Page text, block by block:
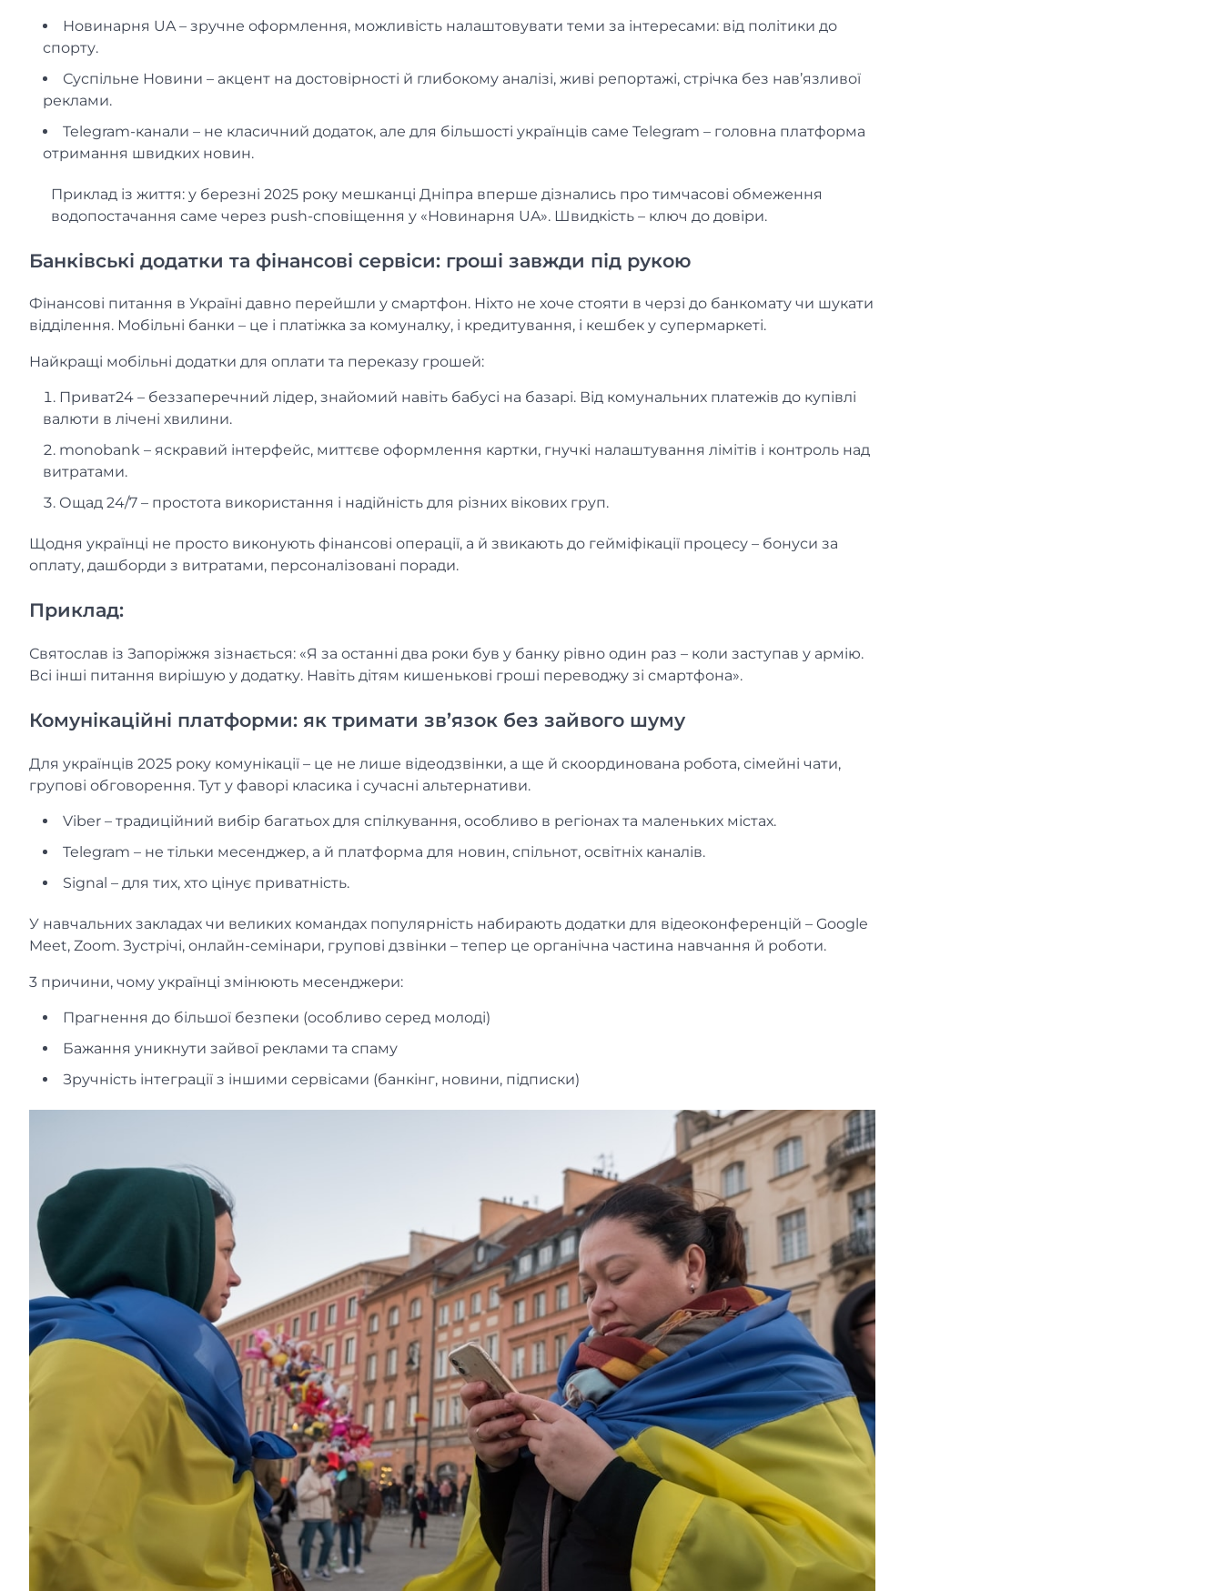
Новинарня UA – зручне оформлення, можливість налаштовувати теми за інтересами: від політики до
спорту.
Суспільне Новини – акцент на достовірності й глибокому аналізі, живі репортажі, стрічка без нав’язливої
реклами.
Telegram-канали – не класичний додаток, але для більшості українців саме Telegram – головна платформа
отримання швидких новин.
Приклад із життя: у березні 2025 року мешканці Дніпра вперше дізнались про тимчасові обмеження
водопостачання саме через push-сповіщення у «Новинарня UA». Швидкість – ключ до довіри.
Банківські додатки та фінансові сервіси: гроші завжди під рукою
Фінансові питання в Україні давно перейшли у смартфон. Ніхто не хоче стояти в черзі до банкомату чи шукати
відділення. Мобільні банки – це і платіжка за комуналку, і кредитування, і кешбек у супермаркеті.
Найкращі мобільні додатки для оплати та переказу грошей:
Приват24 – беззаперечний лідер, знайомий навіть бабусі на базарі. Від комунальних платежів до купівлі
валюти в лічені хвилини.
monobank – яскравий інтерфейс, миттєве оформлення картки, гнучкі налаштування лімітів і контроль над
витратами.
Ощад 24/7 – простота використання і надійність для різних вікових груп.
Щодня українці не просто виконують фінансові операції, а й звикають до гейміфікації процесу – бонуси за
оплату, дашборди з витратами, персоналізовані поради.
Приклад:
Святослав із Запоріжжя зізнається: «Я за останні два роки був у банку рівно один раз – коли заступав у армію.
Всі інші питання вирішую у додатку. Навіть дітям кишенькові гроші переводжу зі смартфона».
Комунікаційні платформи: як тримати зв’язок без зайвого шуму
Для українців 2025 року комунікації – це не лише відеодзвінки, а ще й скоординована робота, сімейні чати,
групові обговорення. Тут у фаворі класика і сучасні альтернативи.
Viber – традиційний вибір багатьох для спілкування, особливо в регіонах та маленьких містах.
Telegram – не тільки месенджер, а й платформа для новин, спільнот, освітніх каналів.
Signal – для тих, хто цінує приватність.
У навчальних закладах чи великих командах популярність набирають додатки для відеоконференцій – Google
Meet, Zoom. Зустрічі, онлайн-семінари, групові дзвінки – тепер це органічна частина навчання й роботи.
3 причини, чому українці змінюють месенджери:
Прагнення до більшої безпеки (особливо серед молоді)
Бажання уникнути зайвої реклами та спаму
Зручність інтеграції з іншими сервісами (банкінг, новини, підписки)